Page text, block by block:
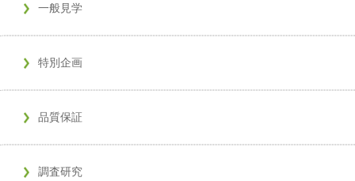
一般見学
特別企画
品質保証
調査研究